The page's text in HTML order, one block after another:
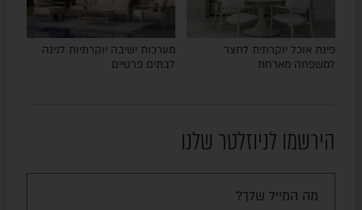
פינת אוכל יוקרתית לחצר
למשפחה מארחת
מערכות ישיבה יוקרתיות לגינה
לבתים פרטיים
הירשמו לניוזלטר שלנו